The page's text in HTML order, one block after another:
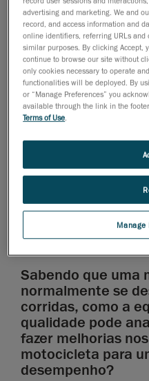
encaixa perfeitamente.
esportivas são
extremas e para serem
corridas.
mudam e sofrem
Portanto, a equipe de
esses desvios
A inspeção de peças de
complexidades requer
que possa adquirir vários
superfície. Ao contrário
digitalização 3D fornece
inspecionada, e não
Sabendo que uma
normalmente se
corridas, como a
qualidade pode
fazer melhorias
motocicleta para
desempenho?
advertising and marketing. We and
record, and access information and
online identifiers, referring URLs
similar purposes. By clicking Accept,
continue to browse our site without
only cookies necessary to operate
functionalities will be deployed. By
or “Manage Preferences” you
available through the link in the
Terms of Use.
Manage